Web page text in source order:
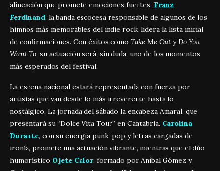
alineación que promete emociones fuertes. Franz
Ferdinand, la banda escocesa responsable de algunos de los
himnos más memorables del indie rock, lidera la lista inicial
de confirmaciones. Con éxitos como Take Me Out yDo You
Want To, su actuación será, sin duda, uno de los momentos
más esperados del festival.
La escena nacional estará representada con fuerza por
artistas que van desde lo más irreverente hasta lo
nostálgico. La jornada del sábado la encabeza Amaral, que
presentará su “Dolce Vita Tour” en Cantabria. Carolina
Durante, con su energía punk-pop y letras cargadas de
ironía, promete una actuación vibrante, mientras que el dúo
humorístico Ojete Calor, formado por Aníbal Gómez y